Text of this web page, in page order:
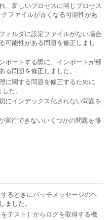
、新しいプロセスに同じプロセス
ファイルが古くなる可能性があ
ォルダに設定ファイルがない場合
可能性がある問題を修正しまし
ポートする際に、インポートが部
問題を修正しました。
に関する問題を修正するために
た。
にインデックス化されない問題を
実行できないいくつかの問題を修
るときにバッチメッセージのヘ
ました。
テスト］からログを取得する機